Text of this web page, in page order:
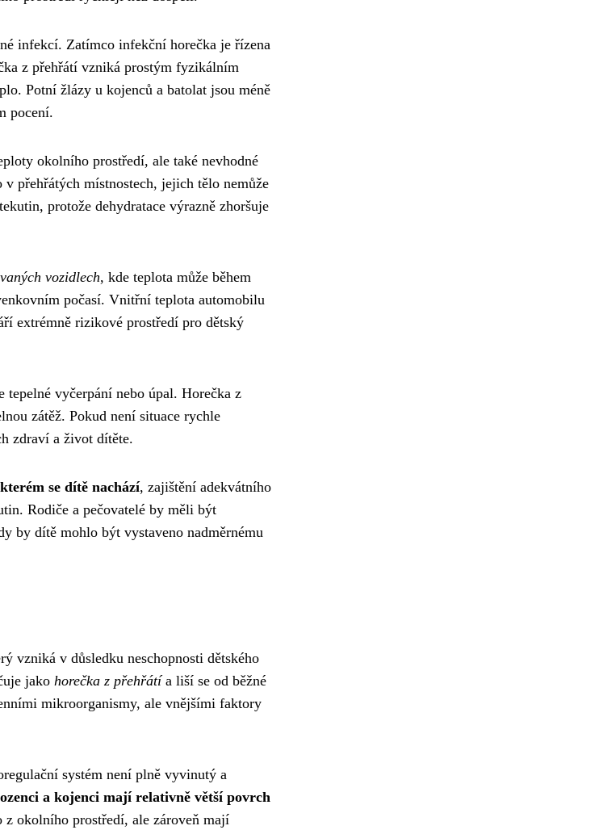
infekcí. Zatímco infekční horečka je řízena
z přehřátí vzniká prostým fyzikálním
Potní žlázy u kojenců a batolat jsou méně
pocení.
okolního prostředí, ale také nevhodné
přehřátých místnostech, jejich tělo nemůže
protože dehydratace výrazně zhoršuje
vozidlech, kde teplota může během
počasí. Vnitřní teplota automobilu
extrémně rizikové prostředí pro dětský
vyčerpání nebo úpal. Horečka z
zátěž. Pokud není situace rychle
zdraví a život dítěte.
se dítě nachází, zajištění adekvátního
Rodiče a pečovatelé by měli být
by dítě mohlo být vystaveno nadměrnému
vzniká v důsledku neschopnosti dětského
jako horečka z přehřátía liší se od běžné
mikroorganismy, ale vnějšími faktory
systém není plně vyvinutý a
a kojenci mají relativně větší povrch
okolního prostředí, ale zároveň mají